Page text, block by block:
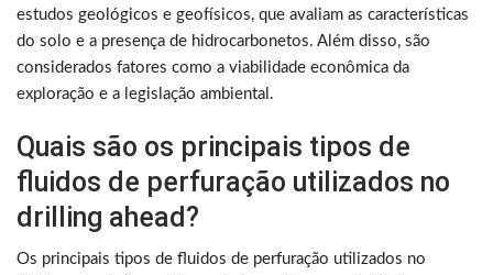
estudos geológicos e geofísicos, que avaliam as características
do solo e a presença de hidrocarbonetos. Além disso, são
considerados fatores como a viabilidade econômica da
exploração e a legislação ambiental.
Quais são os principais tipos de
fluidos de perfuração utilizados no
drilling ahead?
Os principais tipos de fluidos de perfuração utilizados no